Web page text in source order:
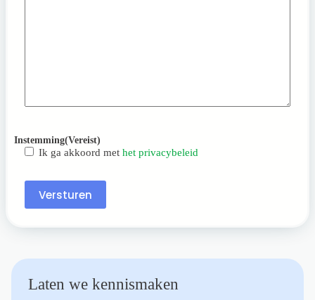
Instemming(Vereist)
Ik ga akkoord met het privacybeleid
Versturen
Laten we kennismaken